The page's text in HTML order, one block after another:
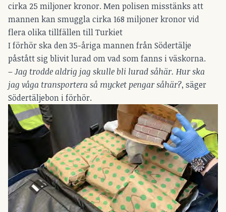
cirka 25 miljoner kronor. Men polisen misstänks att
mannen kan smuggla cirka 168 miljoner kronor vid
flera olika tillfällen till Turkiet
I förhör ska den 35-åriga mannen från Södertälje
påstått sig blivit lurad om vad som fanns i väskorna.
–Jag trodde aldrig jag skulle bli lurad såhär. Hur ska
jag våga transportera så mycket pengar såhär?, säger
Södertäljebon i förhör.